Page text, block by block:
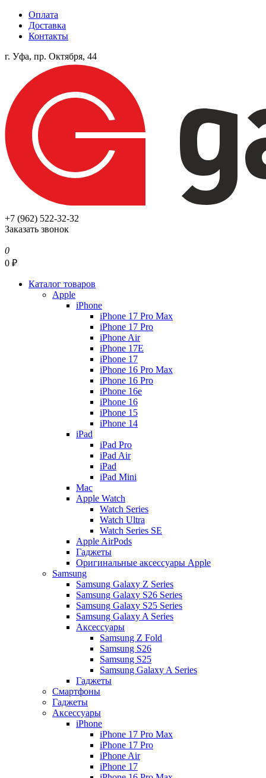
Оплата
Доставка
Контакты
г. Уфа, пр. Октября, 44
+7 (962) 522-32-32
Заказать звонок
0
0 ₽
Каталог товаров
Apple
iPhone
iPhone 17 Pro Max
iPhone 17 Pro
iPhone Air
iPhone 17E
iPhone 17
iPhone 16 Pro Max
iPhone 16 Pro
iPhone 16e
iPhone 16
iPhone 15
iPhone 14
iPad
iPad Pro
iPad Air
iPad
iPad Mini
Mac
Apple Watch
Watch Series
Watch Ultra
Watch Series SE
Apple AirPods
Гаджеты
Оригинальные аксессуары Apple
Samsung
Samsung Galaxy Z Series
Samsung Galaxy S26 Series
Samsung Galaxy S25 Series
Samsung Galaxy A Series
Аксессуары
Samsung Z Fold
Samsung S26
Samsung S25
Samsung Galaxy A Series
Гаджеты
Смартфоны
Гаджеты
Аксессуары
iPhone
iPhone 17 Pro Max
iPhone 17 Pro
iPhone Air
iPhone 17